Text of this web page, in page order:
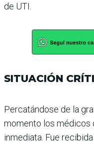
de UTI.
SITUACIÓN
Percatándose de la
momento los médicos
inmediata. Fue